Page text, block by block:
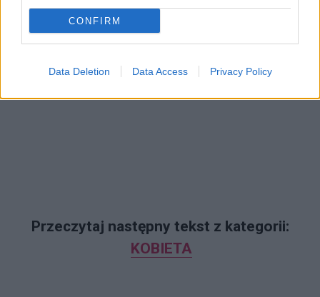
CONFIRM
Data Deletion Data Access Privacy Policy
Przeczytaj następny tekst z kategorii:
KOBIETA